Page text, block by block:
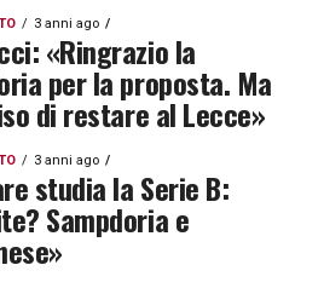
3 anni ago
«Ringrazio la
per la proposta. Ma
di restare al Lecce»
3 anni ago
studia la Serie B:
Sampdoria e